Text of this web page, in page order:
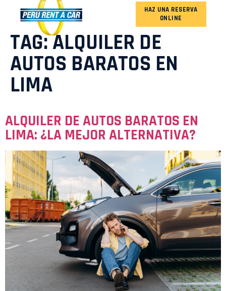
HAZ UNA RESERVA
ONLINE
TAG:ALQUILER DE
AUTOS BARATOS EN
LIMA
ALQUILER DE AUTOS BARATOS EN
LIMA: ¿LA MEJOR ALTERNATIVA?